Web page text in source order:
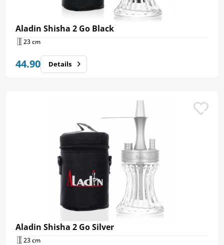
Aladin Shisha 2 Go Black
23 cm
44.90 Details
Aladin Shisha 2 Go Silver
23 cm